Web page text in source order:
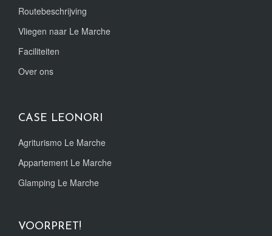
Routebeschrijving
Vliegen naar Le Marche
Faciliteiten
Over ons
CASE LEONORI
Agriturismo Le Marche
Appartement Le Marche
Glamping Le Marche
VOORPRET!